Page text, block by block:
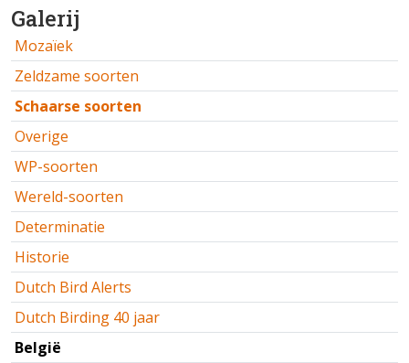
Galerij
Mozaïek
Zeldzame soorten
Schaarse soorten
Overige
WP-soorten
Wereld-soorten
Determinatie
Historie
Dutch Bird Alerts
Dutch Birding 40 jaar
België